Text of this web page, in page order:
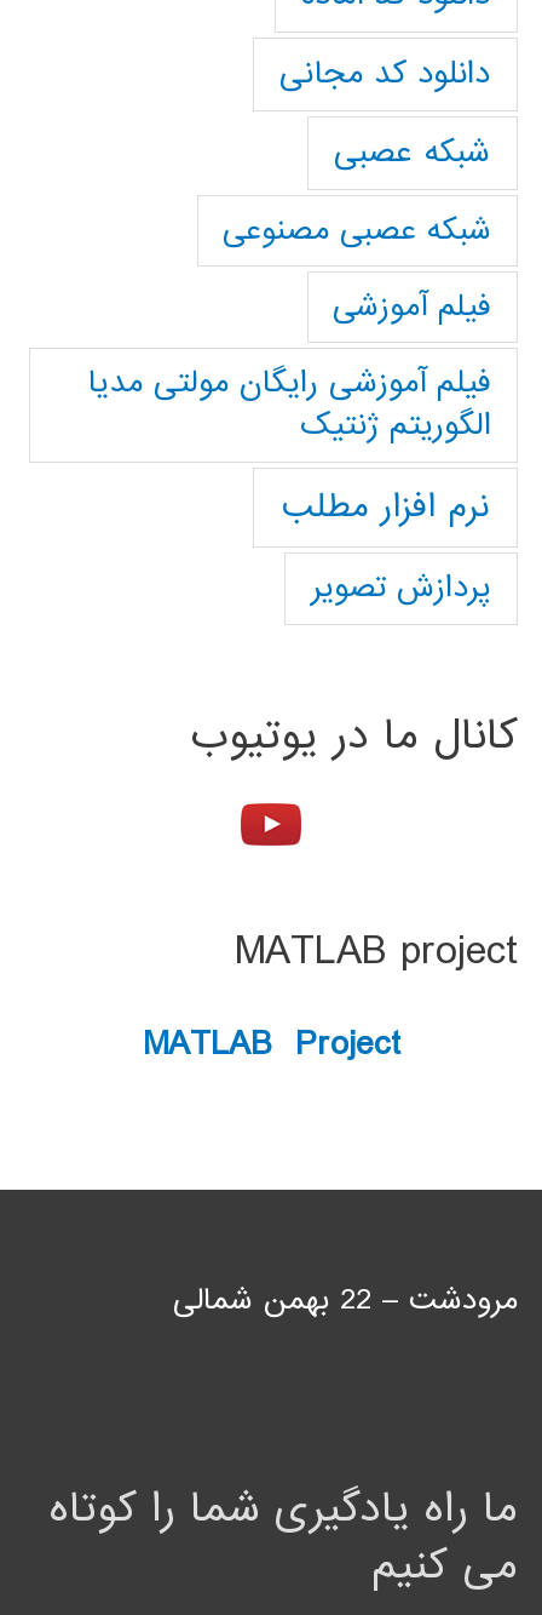
دانلود کد مجانی
شبکه عصبی
شبکه عصبی مصنوعی
فیلم آموزشی
فیلم آموزشی رایگان مولتی مدیا
الگوریتم ژنتیک
نرم افزار مطلب
پردازش تصویر
کانال ما در یوتیوب
MATLAB project
MATLAB Project
مرودشت – 22 بهمن شمالی
ما راه یادگیری شما را کوتاه
می کنیم